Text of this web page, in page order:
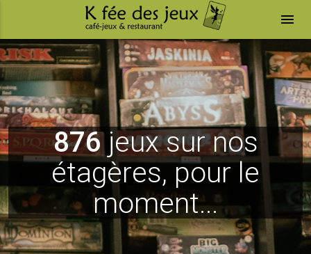
menu
876jeux sur nos
étagères, pour le
moment...